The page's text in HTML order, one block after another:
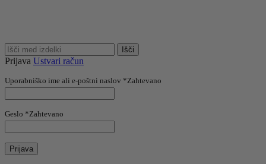
Išči
Prijava Ustvari račun
Uporabniško ime ali e-poštni naslov *Zahtevano
Geslo *Zahtevano
Prijava